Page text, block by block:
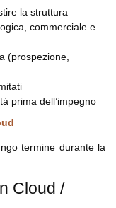
la struttura
commerciale e
(prospezione,
prima dell’impegno
termine durante la
Cloud /